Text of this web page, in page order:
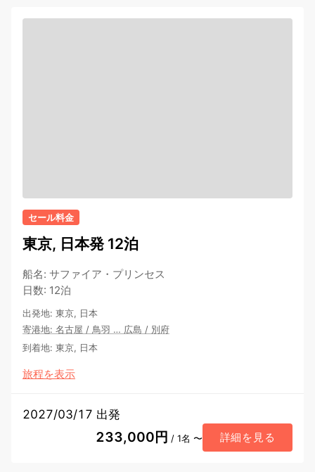
セール料金
東京, 日本発 12泊
船名: サファイア・プリンセス
日数: 12泊
出発地: 東京, 日本
寄港地: 名古屋 / 鳥羽 … 広島 / 別府
到着地: 東京, 日本
旅程を表示
2027/03/17 出発
233,000円 / 1名 〜 詳細を見る